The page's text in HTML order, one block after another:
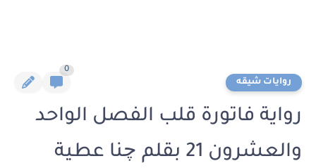
روايات شيقه
0
رواية فاتورة قلب الفصل الواحد
والعشرون 21 بقلم چنا عطية